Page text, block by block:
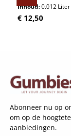
Inhoud:0.012 Liter
Normale prijs:
€ 12,50
Abonneer nu op
om op de
aanbiedingen.